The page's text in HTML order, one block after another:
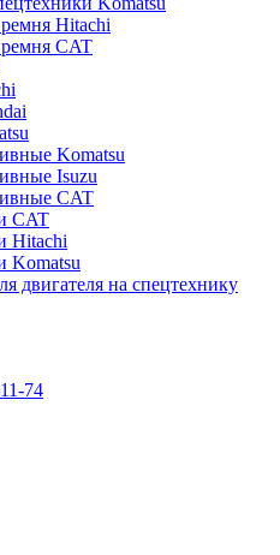
Hitachi
CAT
Komatsu
Isuzu
CAT
CAT
Hitachi
Komatsu
двигателя на спецтехнику
74